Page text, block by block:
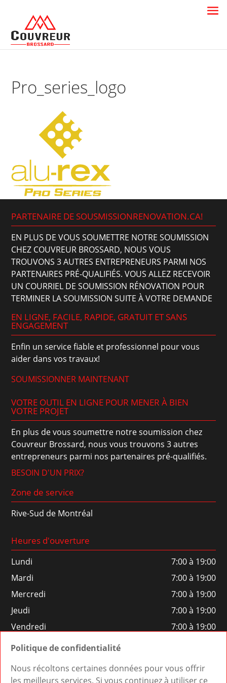
Pro_series_logo
PARTENAIRE DE SOUSMISSIONRENOVATION.CA!
EN PLUS DE VOUS SOUMETTRE NOTRE SOUMISSION
CHEZ COUVREUR BROSSARD, NOUS VOUS
TROUVONS 3 AUTRES ENTREPRENEURS PARMI NOS
PARTENAIRES PRÉ-QUALIFIÉS. VOUS ALLEZ RECEVOIR
UN COURRIEL DE SOUMISSION RÉNOVATION POUR
TERMINER LA SOUMISSION SUITE À VOTRE DEMANDE
EN LIGNE, FACILE, RAPIDE, GRATUIT ET SANS
ENGAGEMENT
Enfin un service fiable et professionnel pour vous
aider dans vos travaux!
SOUMISSIONNER MAINTENANT
VOTRE OUTIL EN LIGNE POUR MENER À BIEN
VOTRE PROJET
En plus de vous soumettre notre soumission chez
Couvreur Brossard, nous vous trouvons 3 autres
entrepreneurs parmi nos partenaires pré-qualifiés.
BESOIN D'UN PRIX?
Zone de service
Rive-Sud de Montréal
Heures d'ouverture
Lundi
7:00 à 19:00
Mardi
7:00 à 19:00
Mercredi
7:00 à 19:00
Jeudi
7:00 à 19:00
Vendredi
7:00 à 19:00
Samedi
Politique de confidentialité
Nous récoltons certaines données pour vous offrir
les meilleurs services. Si vous continuez à utiliser ce